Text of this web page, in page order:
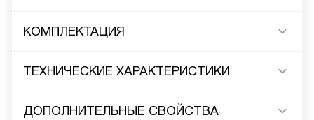
КОМПЛЕКТАЦИЯ
ТЕХНИЧЕСКИЕ ХАРАКТЕРИСТИКИ
ДОПОЛНИТЕЛЬНЫЕ СВОЙСТВА